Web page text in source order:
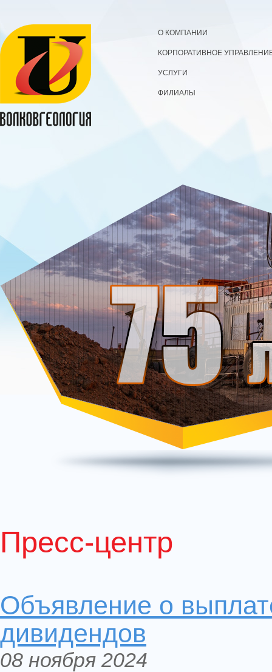
О КОМПАНИИ
КОРПОРАТИВНОЕ
УСЛУГИ
ФИЛИАЛЫ
Пресс-центр
Объявление о
дивидендов
08 ноября 2024